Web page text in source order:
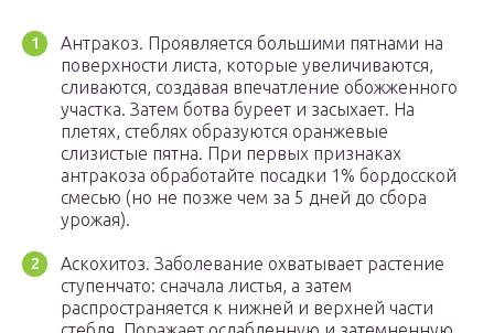
Антракоз. Проявляется большими пятнами на
поверхности листа, которые увеличиваются,
сливаются, создавая впечатление обожженного
участка. Затем ботва буреет и засыхает. На
плетях, стеблях образуются оранжевые
слизистые пятна. При первых признаках
антракоза обработайте посадки 1% бордосской
смесью (но не позже чем за 5 дней до сбора
урожая).
Аскохитоз. Заболевание охватывает растение
ступенчато: сначала листья, а затем
распространяется к нижней и верхней части